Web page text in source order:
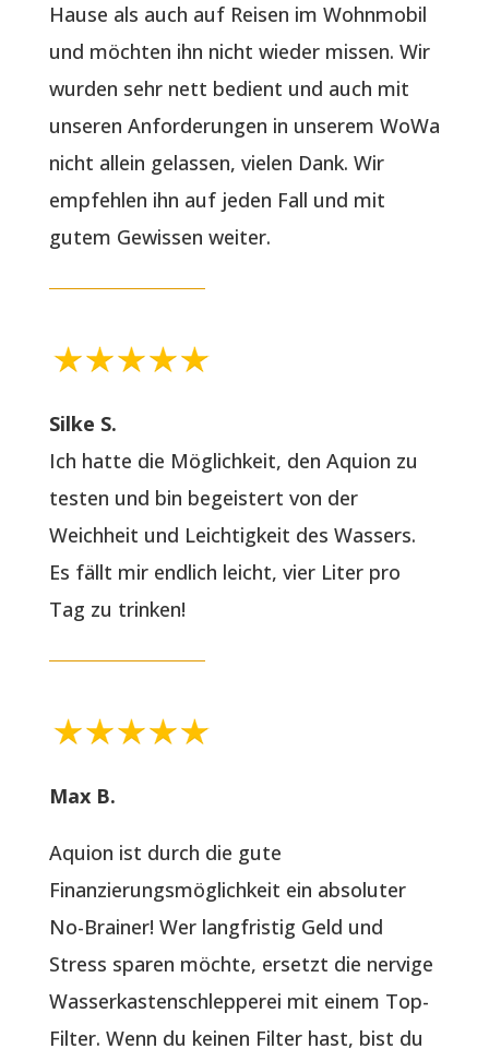
Hause als auch auf Reisen im Wohnmobil
und möchten ihn nicht wieder missen. Wir
wurden sehr nett bedient und auch mit
unseren Anforderungen in unserem WoWa
nicht allein gelassen, vielen Dank. Wir
empfehlen ihn auf jeden Fall und mit
gutem Gewissen weiter.
Silke S.
Ich hatte die Möglichkeit, den Aquion zu
testen und bin begeistert von der
Weichheit und Leichtigkeit des Wassers.
Es fällt mir endlich leicht, vier Liter pro
Tag zu trinken!
Max B.
Aquion ist durch die gute
Finanzierungsmöglichkeit ein absoluter
No-Brainer! Wer langfristig Geld und
Stress sparen möchte, ersetzt die nervige
Wasserkastenschlepperei mit einem Top-
Filter. Wenn du keinen Filter hast, bist du